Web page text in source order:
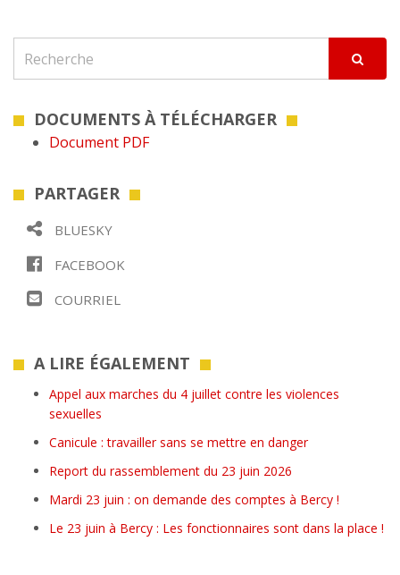
DOCUMENTS À TÉLÉCHARGER
Document PDF
PARTAGER
BLUESKY
FACEBOOK
COURRIEL
A LIRE ÉGALEMENT
Appel aux marches du 4 juillet contre les violences
sexuelles
Canicule : travailler sans se mettre en danger
Report du rassemblement du 23 juin 2026
Mardi 23 juin : on demande des comptes à Bercy !
Le 23 juin à Bercy : Les fonctionnaires sont dans la place !